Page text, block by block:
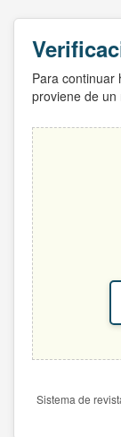
Para continuar
proviene de
Sistema de